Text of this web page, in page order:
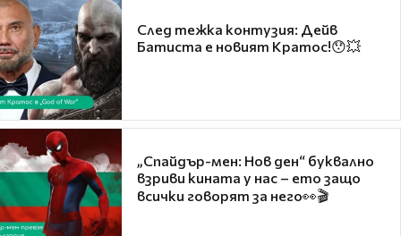
След тежка контузия: Дейв
Батиста е новият Кратос!😯💥
„Спайдър-мен: Нов ден“ буквално
взриви кината у нас – ето защо
всички говорят за него👀🎬